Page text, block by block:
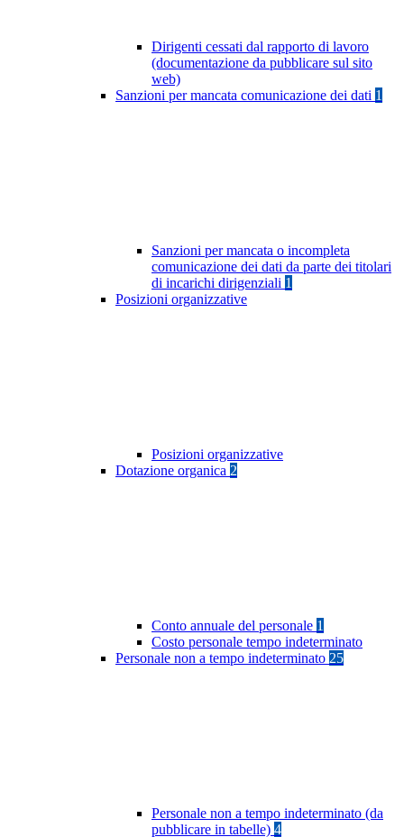
Dirigenti cessati dal rapporto di lavoro
(documentazione da pubblicare sul sito
web)
Sanzioni per mancata comunicazione dei dati 1
Sanzioni per mancata o incompleta
comunicazione dei dati da parte dei titolari
di incarichi dirigenziali 1
Posizioni organizzative
Posizioni organizzative
Dotazione organica 2
Conto annuale del personale 1
Costo personale tempo indeterminato
Personale non a tempo indeterminato 25
Personale non a tempo indeterminato (da
pubblicare in tabelle) 4